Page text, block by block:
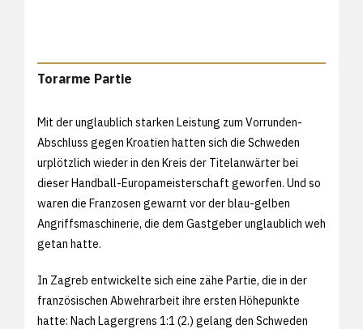
Torarme Partie
Mit der unglaublich starken Leistung zum Vorrunden-
Abschluss gegen Kroatien hatten sich die Schweden
urplötzlich wieder in den Kreis der Titelanwärter bei
dieser Handball-Europameisterschaft geworfen. Und so
waren die Franzosen gewarnt vor der blau-gelben
Angriffsmaschinerie, die dem Gastgeber unglaublich weh
getan hatte.
In Zagreb entwickelte sich eine zähe Partie, die in der
französischen Abwehrarbeit ihre ersten Höhepunkte
hatte: Nach Lagergrens 1:1 (2.) gelang den Schweden